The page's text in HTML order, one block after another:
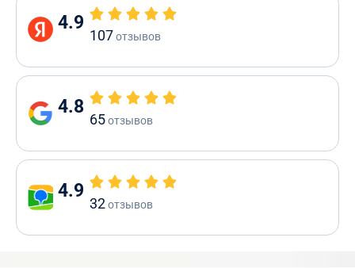
4.9
107отзывов
4.8
65отзывов
4.9
32отзывов